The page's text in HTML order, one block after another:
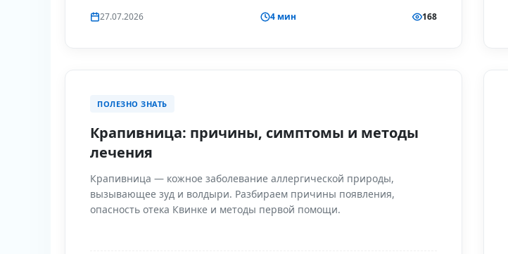
27.07.2026 4 мин 168
ПОЛЕЗНО ЗНАТЬ
Крапивница: причины, симптомы и методы
лечения
Крапивница — кожное заболевание аллергической природы,
вызывающее зуд и волдыри. Разбираем причины появления,
опасность отека Квинке и методы первой помощи.